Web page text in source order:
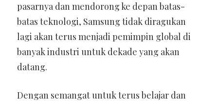
pasarnya dan mendorong ke depan batas-
batas teknologi, Samsung tidak diragukan
lagi akan terus menjadi pemimpin global di
banyak industri untuk dekade yang akan
datang.
Dengan semangat untuk terus belajar dan